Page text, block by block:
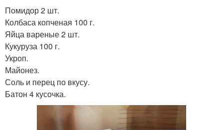
Помидор 2 шт.
Колбаса копченая 100 г.
Яйца вареные 2 шт.
Кукуруза 100 г.
Укроп.
Майонез.
Соль и перец по вкусу.
Батон 4 кусочка.